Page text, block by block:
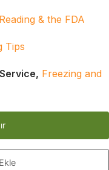
& the FDA
Tips
Freezing and